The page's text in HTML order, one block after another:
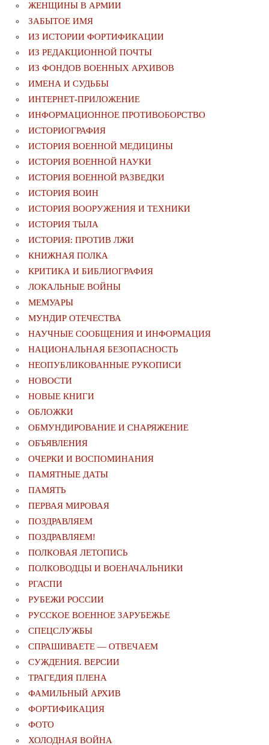
ЖЕНЩИНЫ В АРМИИ
ЗАБЫТОЕ ИМЯ
ИЗ ИСТОРИИ ФОРТИФИКАЦИИ
ИЗ РЕДАКЦИОННОЙ ПОЧТЫ
ИЗ ФОНДОВ ВОЕННЫХ АРХИВОВ
ИМЕНА И СУДЬБЫ
ИНТЕРНЕТ-ПРИЛОЖЕНИЕ
ИНФОРМАЦИОННОЕ ПРОТИВОБОРСТВО
ИСТОРИОГРАФИЯ
ИСТОРИЯ ВОЕННОЙ МЕДИЦИНЫ
ИСТОРИЯ ВОЕННОЙ НАУКИ
ИСТОРИЯ ВОЕННОЙ РАЗВЕДКИ
ИСТОРИЯ ВОИН
ИСТОРИЯ ВООРУЖЕНИЯ И ТЕХНИКИ
ИСТОРИЯ ТЫЛА
ИСТОРИЯ: ПРОТИВ ЛЖИ
КНИЖНАЯ ПОЛКА
КРИТИКА И БИБЛИОГРАФИЯ
ЛОКАЛЬНЫЕ ВОЙНЫ
МЕМУАРЫ
МУНДИР ОТЕЧЕСТВА
НАУЧНЫЕ СООБЩЕНИЯ И ИНФОРМАЦИЯ
НАЦИОНАЛЬНАЯ БЕЗОПАСНОСТЬ
НЕОПУБЛИКОВАННЫЕ РУКОПИСИ
НОВОСТИ
НОВЫЕ КНИГИ
ОБЛОЖКИ
ОБМУНДИРОВАНИЕ И СНАРЯЖЕНИЕ
ОБЪЯВЛЕНИЯ
ОЧЕРКИ И ВОСПОМИНАНИЯ
ПАМЯТНЫЕ ДАТЫ
ПАМЯТЬ
ПЕРВАЯ МИРОВАЯ
ПОЗДРАВЛЯЕМ
ПОЗДРАВЛЯЕМ!
ПОЛКОВАЯ ЛЕТОПИСЬ
ПОЛКОВОДЦЫ И ВОЕНАЧАЛЬНИКИ
РГАСПИ
РУБЕЖИ РОССИИ
РУССКОЕ ВОЕННОЕ ЗАРУБЕЖЬЕ
СПЕЦСЛУЖБЫ
СПРАШИВАЕТЕ — ОТВЕЧАЕМ
СУЖДЕНИЯ. ВЕРСИИ
ТРАГЕДИЯ ПЛЕНА
ФАМИЛЬНЫЙ АРХИВ
ФОРТИФИКАЦИЯ
ФОТО
ХОЛОДНАЯ ВОЙНА